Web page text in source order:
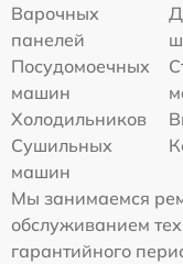
Варочных
панелей
Посудомоечных
машин
Холодильников
Сушильных
машин
Мы занимаемся
обслуживанием
гарантийного